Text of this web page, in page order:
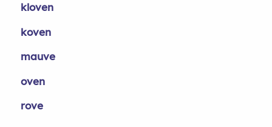
kloven
koven
mauve
oven
rove